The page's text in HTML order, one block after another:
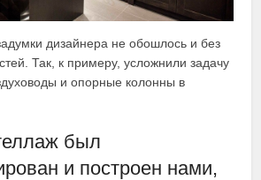
дизайнера не обошлось и без
Так, к примеру, усложнили задачу
и опорные колонны в
был
и построен нами,